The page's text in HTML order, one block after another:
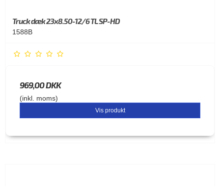
Truck dæk 23x8.50-12/6 TL SP-HD
1588B
969,00 DKK
(inkl. moms)
Vis produkt